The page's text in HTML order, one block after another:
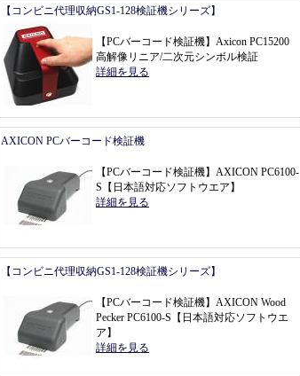
【コンビニ代理収納GS1-128検証機シリーズ】
【PCバーコード検証機】 Axicon PC15200
高解像リニア/二次元シンボル検証
詳細を見る
AXICON PCバーコード検証機
【PCバーコード検証機】 AXICON PC6100-
S 【 日本語対応ソフトウエア 】
詳細を見る
【コンビニ代理収納GS1-128検証機シリーズ】
【PCバーコード検証機】 AXICON Wood
Pecker PC6100-S 【 日本語対応ソフトウエ
ア 】
詳細を見る